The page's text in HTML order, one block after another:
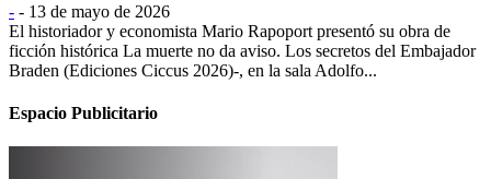
- - 13 de mayo de 2026
El historiador y economista Mario Rapoport presentó su obra de
ficción histórica La muerte no da aviso. Los secretos del Embajador
Braden (Ediciones Ciccus 2026)-, en la sala Adolfo...
Espacio Publicitario